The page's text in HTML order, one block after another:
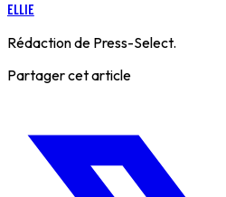
Ellie
Rédaction de Press-Select.
Partager cet article